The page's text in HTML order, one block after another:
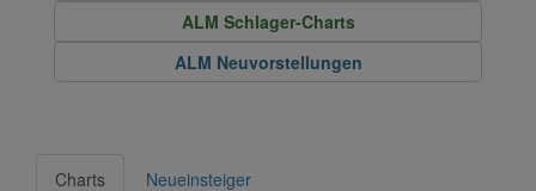
ALM Schlager-Charts
ALM Neuvorstellungen
Charts Neueinsteiger